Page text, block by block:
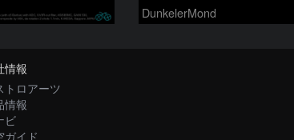
DunkelerMond
情報
トロアーツ
情報
ビ
ガイド